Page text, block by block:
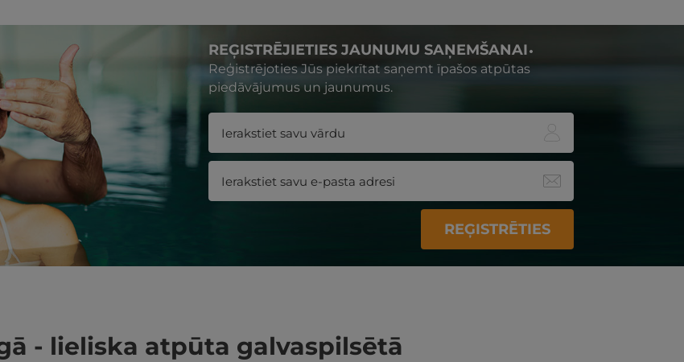
REĢISTRĒJIETIES JAUNUMU SAŅEMŠANAI
Reģistrējoties Jūs piekrītat saņemt īpašos atpūtas
piedāvājumus un jaunumus.
REĢISTRĒTIES
- lieliska atpūta galvaspilsētā